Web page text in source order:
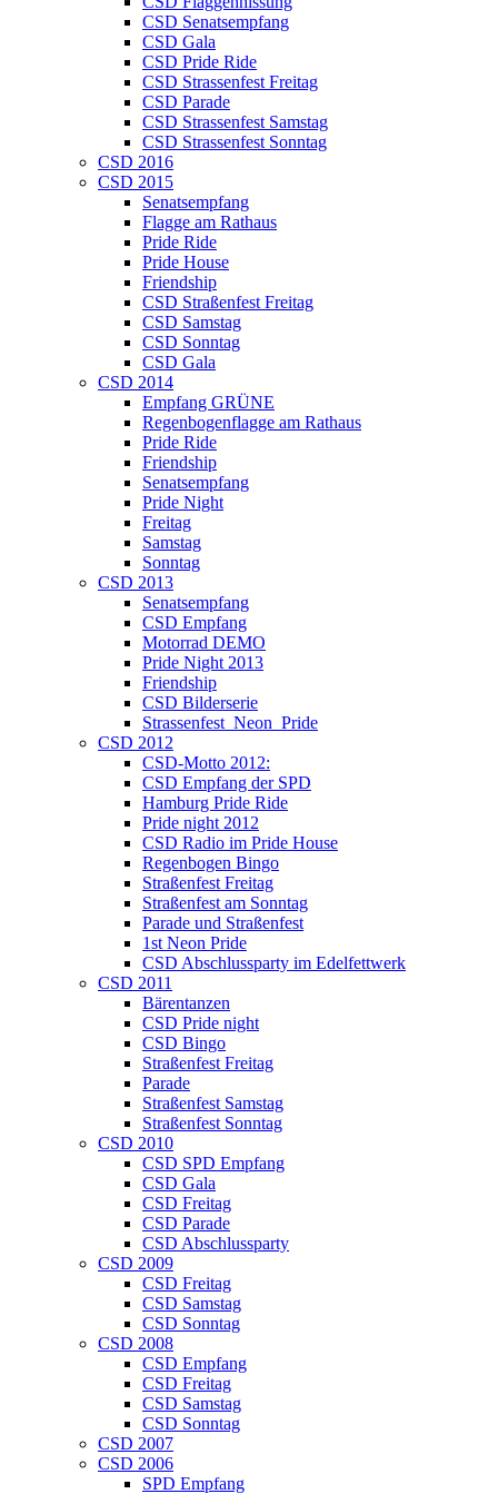
CSD Senatsempfang
CSD Gala
CSD Pride Ride
CSD Strassenfest Freitag
CSD Parade
CSD Strassenfest Samstag
CSD Strassenfest Sonntag
CSD 2016
CSD 2015
Senatsempfang
Flagge am Rathaus
Pride Ride
Pride House
Friendship
CSD Straßenfest Freitag
CSD Samstag
CSD Sonntag
CSD Gala
CSD 2014
Empfang GRÜNE
Regenbogenflagge am Rathaus
Pride Ride
Friendship
Senatsempfang
Pride Night
Freitag
Samstag
Sonntag
CSD 2013
Senatsempfang
CSD Empfang
Motorrad DEMO
Pride Night 2013
Friendship
CSD Bilderserie
Strassenfest_Neon_Pride
CSD 2012
CSD-Motto 2012:
CSD Empfang der SPD
Hamburg Pride Ride
Pride night 2012
CSD Radio im Pride House
Regenbogen Bingo
Straßenfest Freitag
Straßenfest am Sonntag
Parade und Straßenfest
1st Neon Pride
CSD Abschlussparty im Edelfettwerk
CSD 2011
Bärentanzen
CSD Pride night
CSD Bingo
Straßenfest Freitag
Parade
Straßenfest Samstag
Straßenfest Sonntag
CSD 2010
CSD SPD Empfang
CSD Gala
CSD Freitag
CSD Parade
CSD Abschlussparty
CSD 2009
CSD Freitag
CSD Samstag
CSD Sonntag
CSD 2008
CSD Empfang
CSD Freitag
CSD Samstag
CSD Sonntag
CSD 2007
CSD 2006
SPD Empfang